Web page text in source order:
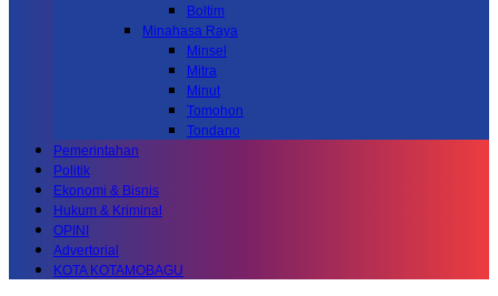
Boltim
Minahasa Raya
Minsel
Mitra
Minut
Tomohon
Tondano
Pemerintahan
Politik
Ekonomi & Bisnis
Hukum & Kriminal
OPINI
Advertorial
KOTA KOTAMOBAGU